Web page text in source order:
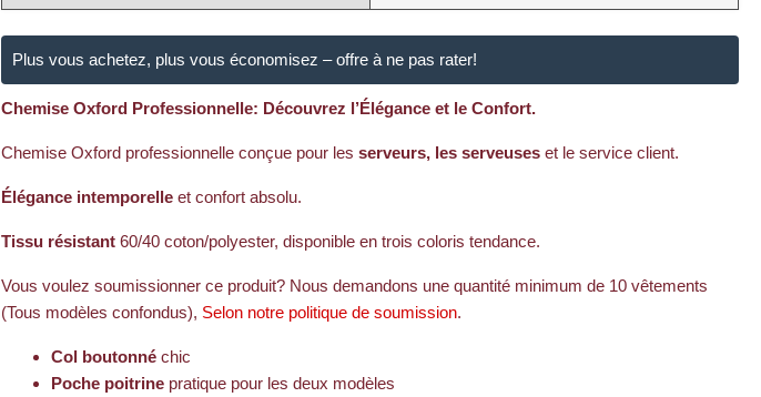
Plus vous achetez, plus vous économisez – offre à ne pas rater!
Chemise Oxford Professionnelle: Découvrez l’Élégance et le Confort.
Chemise Oxford professionnelle conçue pour les serveurs, les serveuses et le service client.
Élégance intemporelleet confort absolu.
Tissu résistant60/40 coton/polyester, disponible en trois coloris tendance.
Vous voulez soumissionner ce produit? Nous demandons une quantité minimum de 10 vêtements
(Tous modèles confondus), Selon notre politique de soumission.
Col boutonnéchic
Poche poitrinepratique pour les deux modèles